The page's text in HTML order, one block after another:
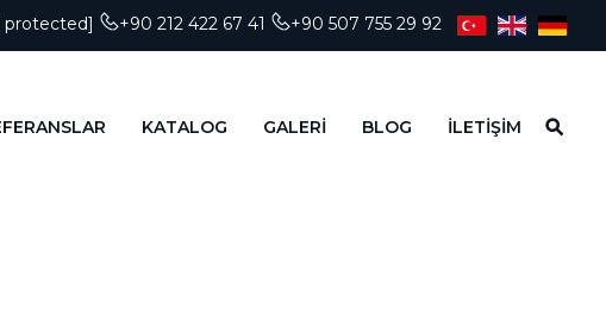
protected] +90 212 422 67 41 +90 507 755 29 92
KATALOG GALERİ BLOG İLETİŞİM